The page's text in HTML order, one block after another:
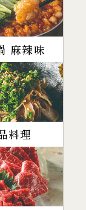
麻辣味
料理